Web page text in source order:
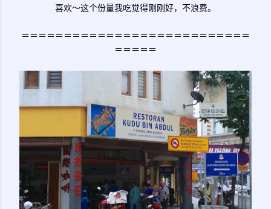
喜欢～这个份量我吃觉得刚刚好，不浪费。
＝＝＝＝＝＝＝＝＝＝＝＝＝＝＝＝＝＝＝＝＝＝＝＝＝＝＝
＝＝＝＝＝